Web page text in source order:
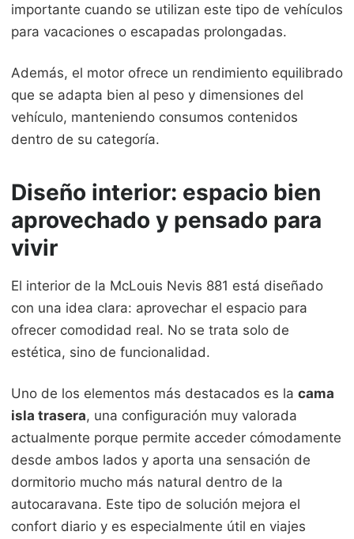
importante cuando se utilizan este tipo de vehículos
para vacaciones o escapadas prolongadas.
Además, el motor ofrece un rendimiento equilibrado
que se adapta bien al peso y dimensiones del
vehículo, manteniendo consumos contenidos
dentro de su categoría.
Diseño interior: espacio bien
aprovechado y pensado para
vivir
El interior de la McLouis Nevis 881 está diseñado
con una idea clara: aprovechar el espacio para
ofrecer comodidad real. No se trata solo de
estética, sino de funcionalidad.
Uno de los elementos más destacados es la cama
isla trasera, una configuración muy valorada
actualmente porque permite acceder cómodamente
desde ambos lados y aporta una sensación de
dormitorio mucho más natural dentro de la
autocaravana. Este tipo de solución mejora el
confort diario y es especialmente útil en viajes